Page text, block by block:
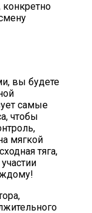
конкретно
вы будете
самые
чтобы
мягкой
тяга,